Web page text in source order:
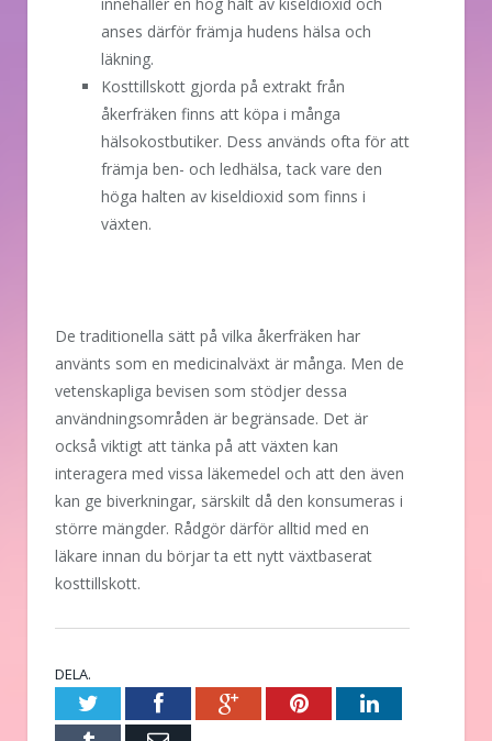
anses därför främja hudens hälsa och
läkning.
Kosttillskott gjorda på extrakt från
åkerfräken finns att köpa i många
hälsokostbutiker. Dess används ofta för att
främja ben- och ledhälsa, tack vare den
höga halten av kiseldioxid som finns i
växten.
De traditionella sätt på vilka åkerfräken har
använts som en medicinalväxt är många. Men de
vetenskapliga bevisen som stödjer dessa
användningsområden är begränsade. Det är
också viktigt att tänka på att växten kan
interagera med vissa läkemedel och att den även
kan ge biverkningar, särskilt då den konsumeras i
större mängder. Rådgör därför alltid med en
läkare innan du börjar ta ett nytt växtbaserat
kosttillskott.
DELA.
TwitterFacebookGoogle+PinterestLinkedIn